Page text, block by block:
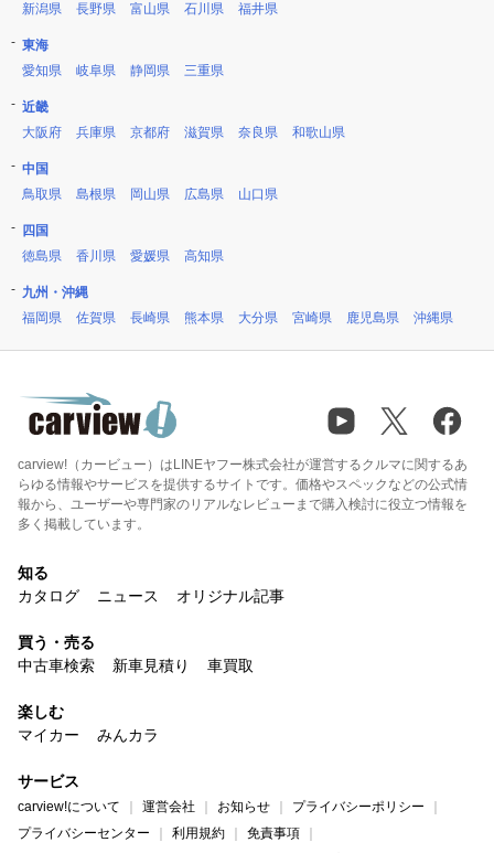
新潟県
長野県 富山県 石川県 福井県
東海
愛知県
岐阜県 静岡県 三重県
近畿
大阪府
兵庫県 京都府 滋賀県 奈良県 和歌山県
中国
鳥取県
島根県 岡山県 広島県 山口県
四国
徳島県
香川県 愛媛県 高知県
九州・沖縄
福岡県
佐賀県 長崎県 熊本県 大分県 宮崎県 鹿児島県 沖縄県
carview!（カービュー）はLINEヤフー株式会社が運営するクルマに関するあ
らゆる情報やサービスを提供するサイトです。価格やスペックなどの公式情
報から、ユーザーや専門家のリアルなレビューまで購入検討に役立つ情報を
多く掲載しています。
知る
カタログ
ニュース オリジナル記事
買う・売る
中古車検索
新車見積り 車買取
楽しむ
マイカー
みんカラ
サービス
carview!について 運営会社 お知らせ
プライバシーポリシー
プライバシーセンター
利用規約
免責事項